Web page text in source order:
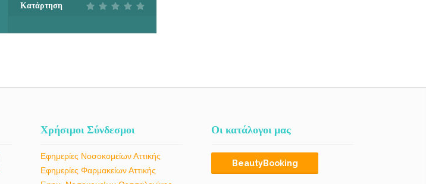
Κατάρτηση
Χρήσιμοι Σύνδεσμοι
Εφημερίες Νοσοκομείων Αττικής
Εφημερίες Φαρμακείων Αττικής
Οι κατάλογοι μας
BeautyBooking